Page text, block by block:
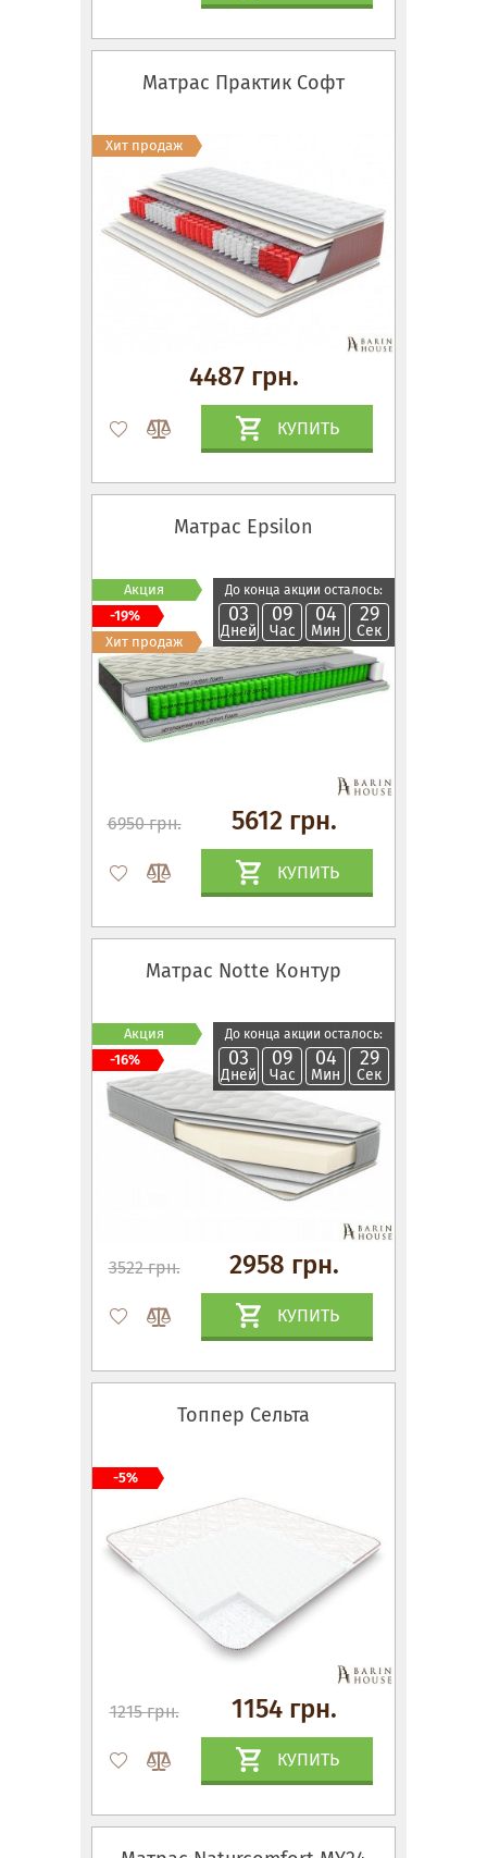
Матрас Практик Софт
4487 грн.
КУПИТЬ
Хит продаж
Матрас Epsilon
До конца акции осталось:
03
Дней
09
Час
04
Мин
28
Сек
6950 грн. 5612 грн.
КУПИТЬ
Акция
-19%
Хит продаж
Матрас Notte Контур
До конца акции осталось:
03
Дней
09
Час
04
Мин
28
Сек
3522 грн. 2958 грн.
КУПИТЬ
Акция
-16%
Топпер Сельта
1215 грн. 1154 грн.
КУПИТЬ
-5%